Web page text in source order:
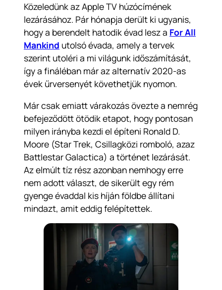
Közeledünk az Apple TV húzócímének
lezárásához. Pár hónapja derült ki ugyanis,
hogy a berendelt hatodik évad lesz a For All
Mankind utolsó évada, amely a tervek
szerint utoléri a mi világunk időszámítását,
így a fináléban már az alternatív 2020-as
évek űrversenyét követhetjük nyomon.
Már csak emiatt várakozás övezte a nemrég
befejeződött ötödik etapot, hogy pontosan
milyen irányba kezdi el építeni Ronald D.
Moore (Star Trek, Csillagközi romboló, azaz
Battlestar Galactica) a történet lezárását.
Az elmúlt tíz rész azonban nemhogy erre
nem adott választ, de sikerült egy rém
gyenge évaddal kis híján földbe állítani
mindazt, amit eddig felépítettek.